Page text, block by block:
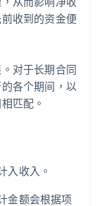
收到的资金便
对于长期合同
各个期间，以
匹配。
入收入。
金额会根据项